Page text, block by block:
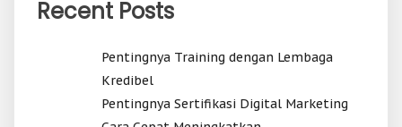
Recent Posts
Pentingnya Training dengan Lembaga
Kredibel
Pentingnya Sertifikasi Digital Marketing